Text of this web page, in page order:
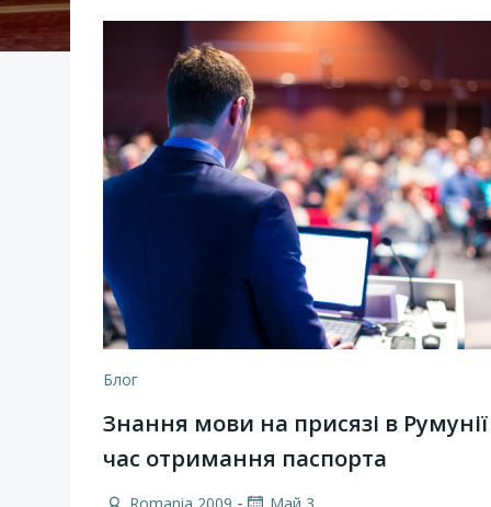
Блог
Знання мови на присязі в Румунії
час отримання паспорта